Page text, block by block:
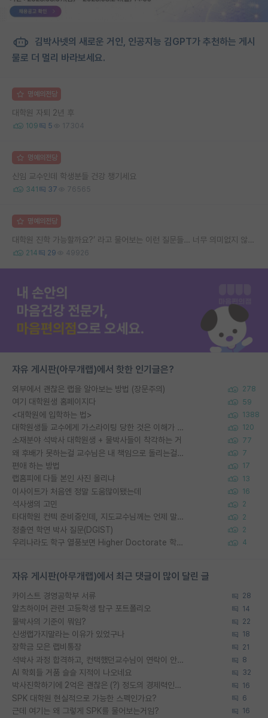
김박사넷의 새로운 거인, 인공지능 김GPT가 추천하는 게시
물로 더 멀리 바라보세요.
명예의전당
대학원 자퇴 2년 후
109 5 17304
명예의전당
신임 교수인데 학생분들 건강 챙기세요
341 37 76565
명예의전당
대학원 진학 가능할까요?’ 라고 물어보는 이런 질문들… 너무 의미없지 않나요?
214 29 49926
자유 게시판(아무개랩)에서 핫한 인기글은?
외부에서 괜찮은 랩을 알아보는 방법 (장문주의) 278
여기 대학원생 홈페이지다 59
<대학원에 입학하는 법> 1388
대학원생들 교수에게 가스라이팅 당한 것은 이해가 갑니다. 안타깝네요. 120
소재분야 석박사 대학원생 + 물박사들이 착각하는 거 77
왜 후배가 못하는걸 교수님은 내 책임으로 돌리는걸까요? 7
편애 하는 방법 17
랩홈피에 다들 본인 사진 올리냐 13
이사이트가 처음엔 정말 도움많이됐는데 16
석사생의 고민 2
타대학원 컨텍 준비중인데, 지도교수님께는 언제 말씀드려야 할까요? 2
정출연 학연 박사 질문(DGIST) 2
우리나라도 학구 열풍보면 Higher Doctorate 학위가 필요하다고 봅니다. 4
자유 게시판(아무개랩)에서 최근 댓글이 많이 달린 글
카이스트 경영공학부 서류 28
알츠하이머 관련 고등학생 탐구 포트폴리오 14
물박사의 기준이 뭐임? 22
신생랩가지말라는 이유가 있었구나 18
장학금 모은 랩비통장 21
석박사 과정 합격하고, 컨택했던교수님이 연락이 안됩니다... 8
AI 학회들 거품 슬슬 지적이 나오네요 32
박사진학하기에 2억은 괜찮은 (?) 정도의 경제력인가요 16
SPK 대학원 현실적으로 가능한 스펙인가요? 6
근데 여기는 왜 그렇게 SPK를 물어보는거임? 16